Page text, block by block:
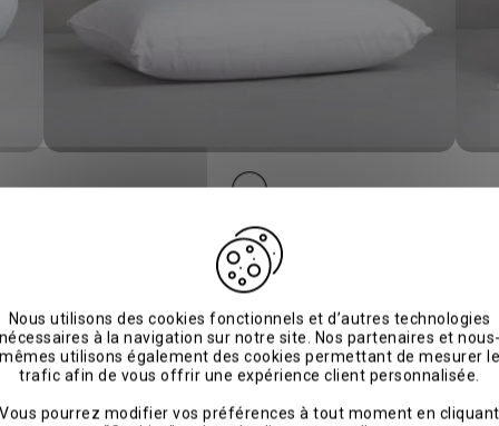
Oreillers
Oreiller microfibre SmartClimat Low
DÈS 40 € 50 € -20%
Nous utilisons des cookies fonctionnels et d’autres technologies
nécessaires à la navigation sur notre site. Nos partenaires et
mêmes utilisons également des cookies permettant de mesurer le
trafic afin de vous offrir une expérience client personnalisée.
Vous pourrez modifier vos préférences à tout moment en cliquant